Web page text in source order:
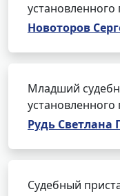
установленного
Новоторов
Младший
установленного
Рудь Светлана
Судебный